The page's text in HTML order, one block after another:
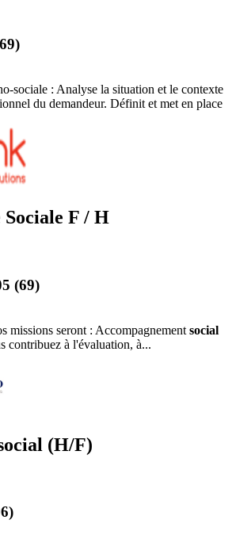
sociale : Analyse la situation et le contexte
du demandeur. Définit et met en place
Sociale F / H
(69)
missions seront : Accompagnement social
contribuez à l'évaluation, à...
(H/F)